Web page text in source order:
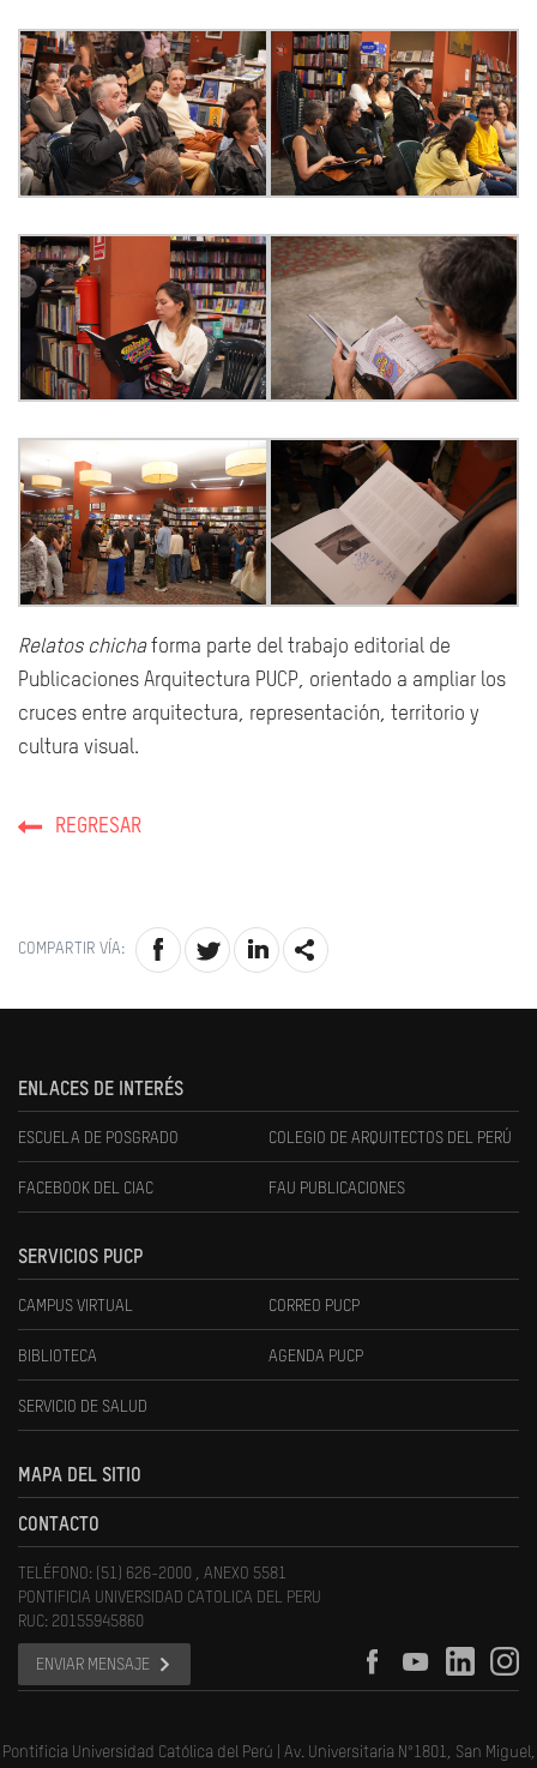
Relatos chichaforma parte del trabajo editorial de
Publicaciones Arquitectura PUCP, orientado a ampliar los
cruces entre arquitectura, representación, territorio y
cultura visual.
REGRESAR
COMPARTIR VÍA:
ENLACES DE INTERÉS
ESCUELA DE POSGRADO COLEGIO DE ARQUITECTOS DEL PERÚ
FACEBOOK DEL CIAC FAU PUBLICACIONES
SERVICIOS PUCP
CAMPUS VIRTUAL CORREO PUCP
BIBLIOTECA AGENDA PUCP
SERVICIO DE SALUD
MAPA DEL SITIO
CONTACTO
TELÉFONO: (51) 626-2000 , ANEXO 5581
PONTIFICIA UNIVERSIDAD CATOLICA DEL PERU
RUC: 20155945860
ENVIAR MENSAJE
Pontificia Universidad Católica del Perú | Av. Universitaria N°1801, San Miguel,